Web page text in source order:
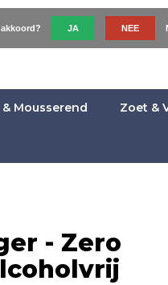
Mousserend Zoet &
- Zero
JA NEE